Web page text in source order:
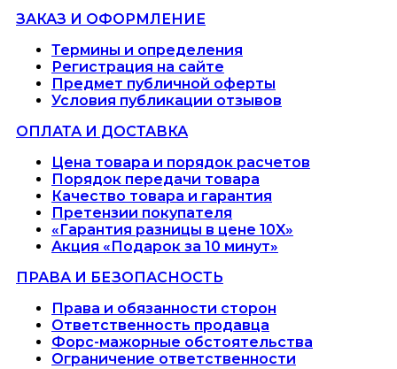
ЗАКАЗ И ОФОРМЛЕНИЕ
Термины и определения
Регистрация на сайте
Предмет публичной оферты
Условия публикации отзывов
ОПЛАТА И ДОСТАВКА
Цена товара и порядок расчетов
Порядок передачи товара
Качество товара и гарантия
Претензии покупателя
«Гарантия разницы в цене 10X»
Акция «Подарок за 10 минут»
ПРАВА И БЕЗОПАСНОСТЬ
Права и обязанности сторон
Ответственность продавца
Форс-мажорные обстоятельства
Ограничение ответственности